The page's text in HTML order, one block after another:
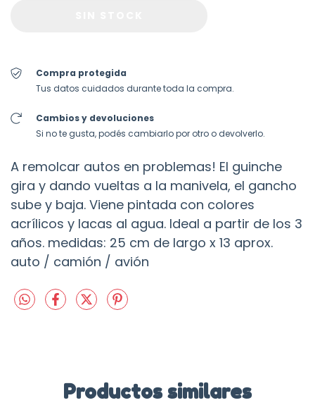
Compra protegida
Tus datos cuidados durante toda la compra.
Cambios y devoluciones
Si no te gusta, podés cambiarlo por otro o devolverlo.
A remolcar autos en problemas! El guinche
gira y dando vueltas a la manivela, el gancho
sube y baja. Viene pintada con colores
acrílicos y lacas al agua. Ideal a partir de los 3
años. medidas: 25 cm de largo x 13 aprox.
auto / camión / avión
Productos similares